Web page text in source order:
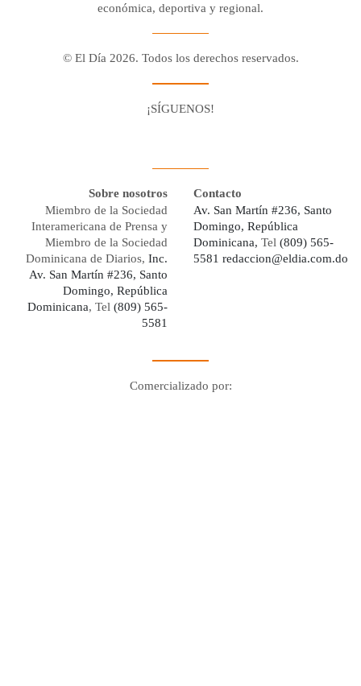
económica, deportiva y regional.
© El Día 2026. Todos los derechos reservados.
¡SÍGUENOS!
Sobre nosotros
Miembro de la Sociedad
Interamericana de Prensa y
Miembro de la Sociedad
Dominicana de Diarios, Inc.
Av. San Martín #236, Santo
Domingo, República
Dominicana, Tel (809) 565-
5581
Contacto
Av. San Martín #236, Santo
Domingo, República
Dominicana, Tel (809) 565-
5581 redaccion@eldia.com.do
Comercializado por: